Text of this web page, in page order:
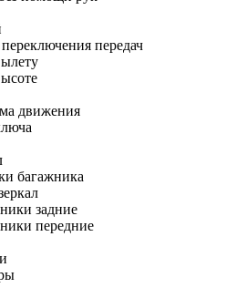
передач
движения
багажника
задние
передние